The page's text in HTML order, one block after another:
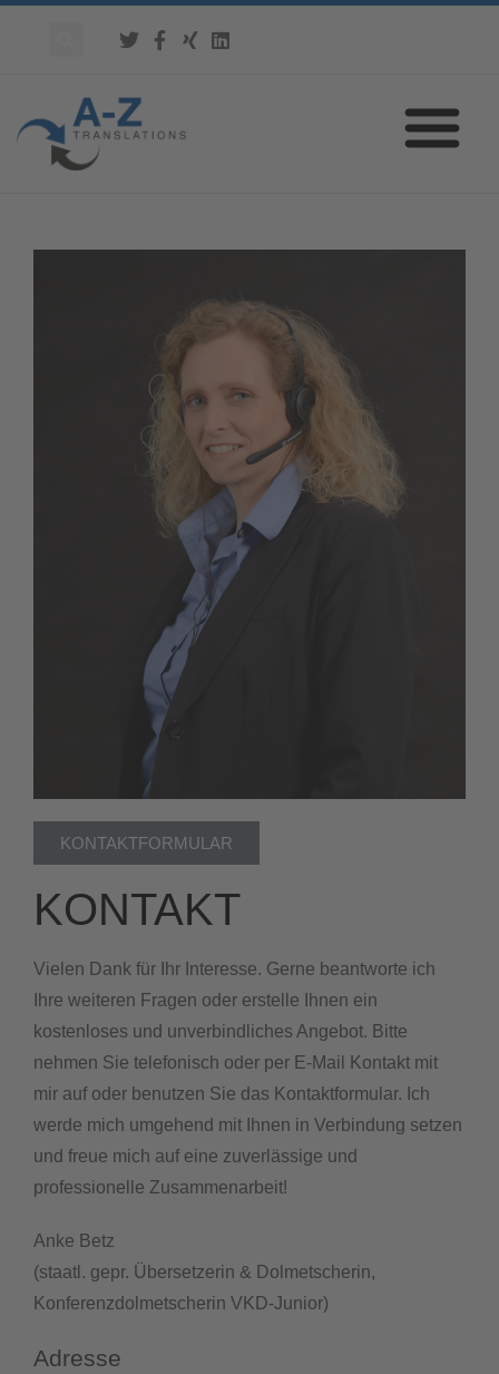
KONTAKTFORMULAR
KONTAKT
Vielen Dank für Ihr Interesse. Gerne beantworte ich
Ihre weiteren Fragen oder erstelle Ihnen ein
kostenloses und unverbindliches Angebot. Bitte
nehmen Sie telefonisch oder per E-Mail Kontakt mit
mir auf oder benutzen Sie das Kontaktformular. Ich
werde mich umgehend mit Ihnen in Verbindung setzen
und freue mich auf eine zuverlässige und
professionelle Zusammenarbeit!
Anke Betz
(staatl. gepr. Übersetzerin & Dolmetscherin,
Konferenzdolmetscherin VKD-Junior)
Adresse